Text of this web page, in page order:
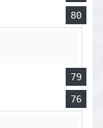
80
79
76